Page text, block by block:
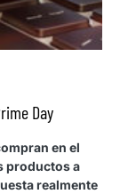
Day
en el
productos a
realmente